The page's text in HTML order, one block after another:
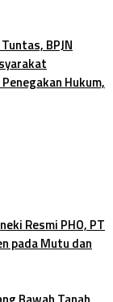
BPJN
Hukum,
Resmi PHO, PT
pada Mutu dan